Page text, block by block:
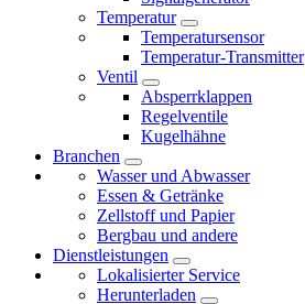
Temperatur
Temperatursensor
Temperatur-Transmitter
Ventil
Absperrklappen
Regelventile
Kugelhähne
Branchen
Wasser und Abwasser
Essen & Getränke
Zellstoff und Papier
Bergbau und andere
Dienstleistungen
Lokalisierter Service
Herunterladen